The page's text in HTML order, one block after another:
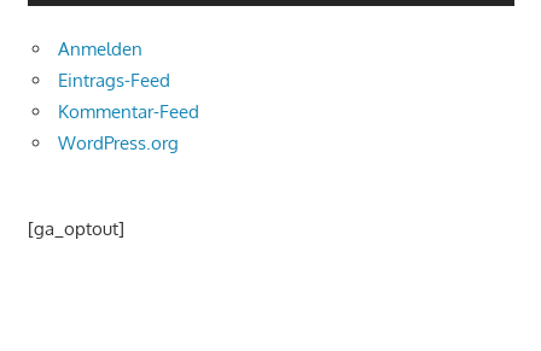
Anmelden
Eintrags-Feed
Kommentar-Feed
WordPress.org
[ga_optout]